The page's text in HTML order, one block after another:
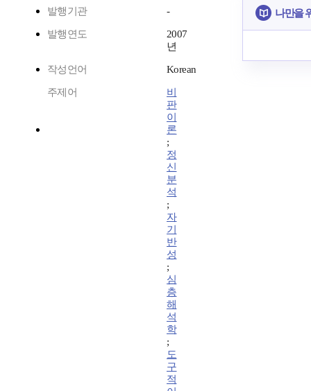
발행기관 -
발행연도
2007
년
작성언어 Korean
주제어
비
판
이
론
;
정
신
분
석
;
자
기
반
성
;
심
층
해
석
학
;
도
구
적
나만을